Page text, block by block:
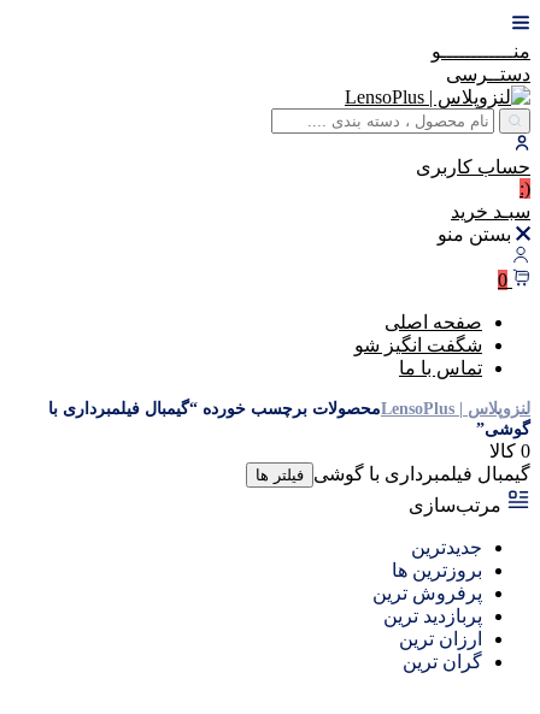
منــــــــــــو
دستــرسی
حساب کاربری
(:
سبـد خرید
بستن منو
0
صفحه اصلی
شگفت انگیز شو
تماس با ما
لنزوپلاس | LensoPlus
محصولات برچسب خورده “گیمبال فیلمبرداری با
گوشی”
0 کالا
گیمبال فیلمبرداری با گوشی فیلتر ها
مرتب‌سازی
جدیدترین
بروزترین ها
پرفروش ترین
پربازدید ترین
ارزان ترین
گران ترین